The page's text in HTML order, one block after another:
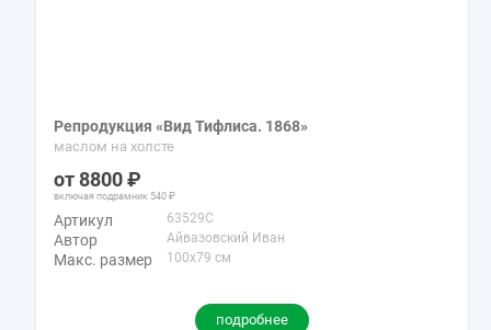
Репродукция «Вид Тифлиса. 1868»
маслом на холсте
8800
включая подрамник 540
Артикул 63529C
Автор Айвазовский Иван
Макс. размер 100x79 см
подробнее